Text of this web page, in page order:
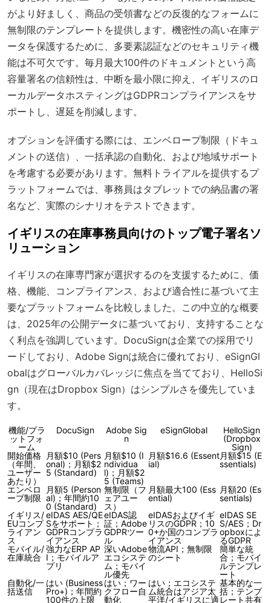
がより好ましく、商品の受領書などの反復的なフォームに
無制限のテンプレートを提供します。機密性の高い在庫デ
ータを保護するために、多要素認証などのセキュリティ機
能は不可欠です。毎月最大100件のドキュメントという高
容量署名の信頼性は、中断を最小限に抑え、イギリスのロ
ーカルデータホスティングはGDPRコンプライアンスをサ
ポートし、遅延を削減します。
オプションを評価する際には、エンベロープ制限（ドキュ
メントの送信）、一括承認の自動化、および地域サポート
を考慮する必要があります。無料トライアルを提供するプ
ラットフォームでは、事務員はタブレットでの納品書の署
名など、実際のシナリオをテストできます。
イギリスの在庫事務員向けのトップ電子署名ソ
リューション
イギリスの在庫専門家が選択するのを支援するために、価
格、機能、コンプライアンス、および適合性に基づいて主
要なプラットフォームを比較しました。この中立的な概要
は、2025年の公開データに基づいており、支持することな
く利点を強調しています。DocuSignは企業での採用でリ
ードしており、Adobe Signは統合に優れており、eSignGl
obalはグローバルカバレッジに焦点を当てており、HelloSi
gn（現在はDropbox Sign）はシンプルさを優先していま
す。
機能/プラ
ットフォ
ーム
DocuSign
Adobe Sig
n
eSignGlobal
HelloSign
(Dropbox
Sign)
開始価格
（年間、
ユーザー
あたり）
月額$10 (Pers
onal)；月額$2
5 (Standard)
月額$10 (I
ndividua
l)；月額$2
5 (Teams)
月額$16.6 (Essent
ial)
月額$15 (E
ssentials)
エンベロ
ープ制限
月額5 (Person
al)；年間約10
0 (Standard)
無制限（フ
ェアユー
ス）
月額最大100 (Ess
ential)
月額20 (Es
sentials)
イギリス/
EUコンプ
ライアン
ス
eIDAS AES/QE
Sをサポート；
GDPRコンプラ
イアンス
eIDAS認
証；Adobe
GDPRツー
ル
eIDASおよびイギ
リスのGDPR；10
0+か国のコンプラ
イアンス
eIDAS SE
S/AES；Dr
opboxによ
るGDPR
モバイル/
在庫統合
強力なERP AP
I；モバイルア
プリ
深いAdobe
エコシステ
ム；モバイ
ル優先
物流API；無制限
のシート
簡単な統
合；モバイ
ルテンプレ
ート
自動化/一
括送信
はい (Business
Pro+)；年間約
100件の上限
はい；ワー
クフロー自
動化
はい；エコシステ
ム統合はアジア太
平洋/イギリスに適
基本的な一
括；テンプ
レート共有